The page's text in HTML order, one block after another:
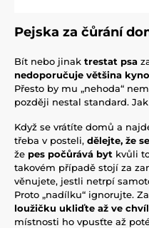
Pejska za čůrání
Bít nebo jinak trestat psa
nedoporučuje většina
Přesto by mu „nehoda“
později nestal standard.
Když se vrátíte domů a
třeba v posteli, dělejte, že
že pes počůrává byt kvůli
takovém případě stojí za
věnujete, jestli netrpí
Proto „nadílku“ ignorujte.
loužičku ukliďte až ve
místnosti ho vpusťte až